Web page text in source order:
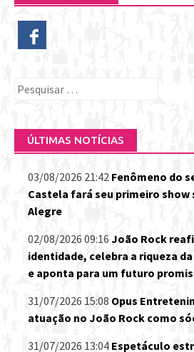
Pesquisar
ÚLTIMAS NOTÍCIAS
03/08/2026 21:42 Fenômeno do
Castela fará seu primeiro
Alegre
02/08/2026 09:16 João Rock
identidade, celebra a riqueza
e aponta para um futuro
31/07/2026 15:08 Opus
atuação no João Rock como
31/07/2026 13:04 Espetáculo